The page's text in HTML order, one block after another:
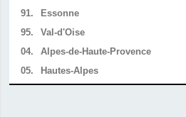
91.
Essonne
95.
Val-d'Oise
04.
Alpes-de-Haute-Provence
05.
Hautes-Alpes